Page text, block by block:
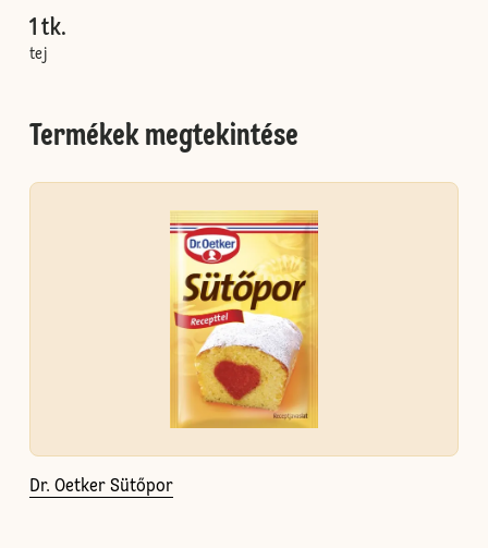
1 tk.
tej
Termékek megtekintése
Dr. Oetker Sütőpor